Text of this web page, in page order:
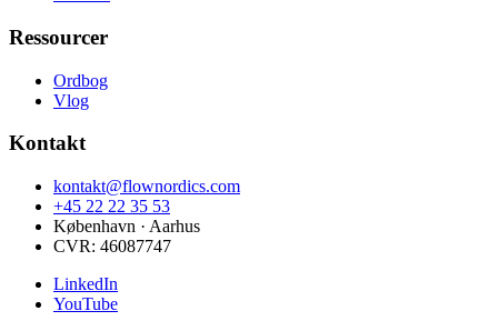
Ressourcer
Ordbog
Vlog
Kontakt
kontakt@flownordics.com
+45 22 22 35 53
København · Aarhus
CVR: 46087747
LinkedIn
YouTube